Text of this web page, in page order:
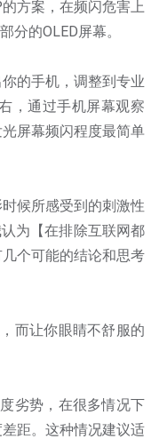
方案，在频闪危害上
分的OLED屏幕。
的手机，调整到专业
，通过手机屏幕观察
屏幕频闪程度最简单
候所感受到的刺激性
为【在排除互联网都
个可能的结论和思考
而让你眼睛不舒服的
劣势，在很多情况下
距。这种情况建议适